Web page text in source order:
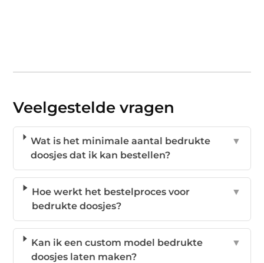
Veelgestelde vragen
Wat is het minimale aantal bedrukte
doosjes dat ik kan bestellen?
▼
Hoe werkt het bestelproces voor
bedrukte doosjes?
▼
Kan ik een custom model bedrukte
doosjes laten maken?
▼